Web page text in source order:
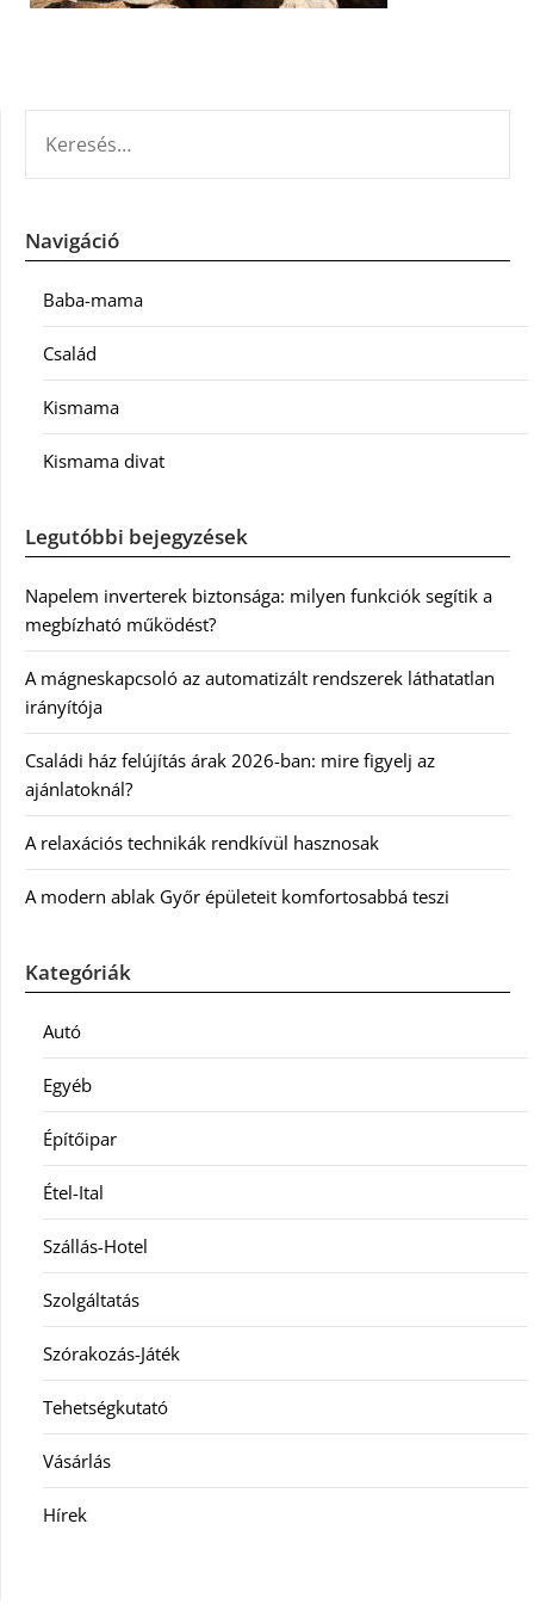
Navigáció
Baba-mama
Család
Kismama
Kismama divat
Legutóbbi bejegyzések
Napelem inverterek biztonsága: milyen funkciók segítik a
megbízható működést?
A mágneskapcsoló az automatizált rendszerek láthatatlan
irányítója
Családi ház felújítás árak 2026-ban: mire figyelj az
ajánlatoknál?
A relaxációs technikák rendkívül hasznosak
A modern ablak Győr épületeit komfortosabbá teszi
Kategóriák
Autó
Egyéb
Építőipar
Étel-Ital
Szállás-Hotel
Szolgáltatás
Szórakozás-Játék
Tehetségkutató
Vásárlás
Hírek